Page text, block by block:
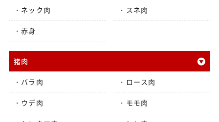
ネック肉 スネ肉
赤身
猪肉
バラ肉 ロース肉
ウデ肉 モモ肉